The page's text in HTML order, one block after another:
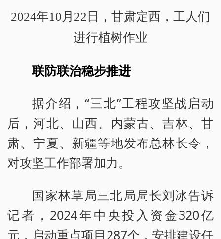
2024年10月22日，甘肃定西，工人们
进行植树作业
联防联治稳步推进
据介绍，“三北”工程攻坚战启动
后，河北、山西、内蒙古、吉林、甘
肃、宁夏、新疆等地发布总林长令，
对攻坚工作部署加力。
国家林草局三北局局长刘冰告诉
记者，2024年中央投入资金320亿
元，启动重点项目287个，安排建设任